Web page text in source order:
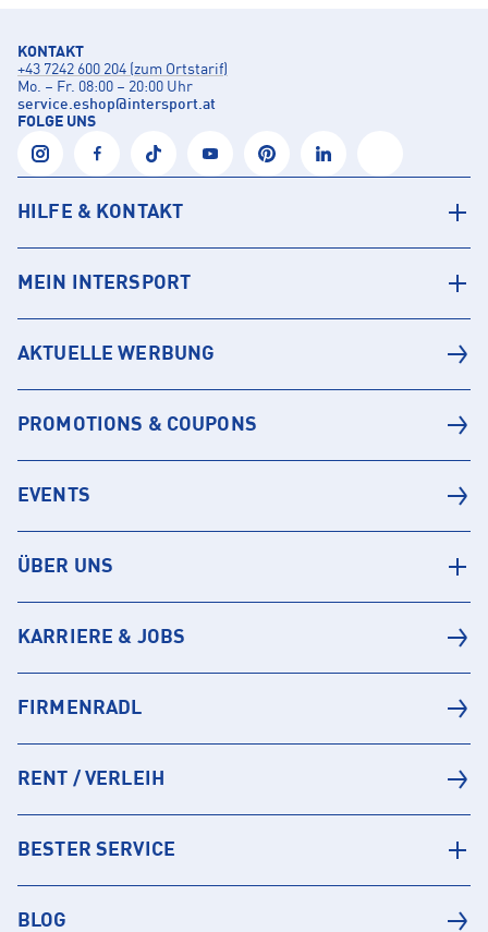
KONTAKT
+43 7242 600 204 (zum Ortstarif)
Mo. – Fr. 08:00 – 20:00 Uhr
service.eshop@intersport.at
FOLGE UNS
HILFE & KONTAKT
MEIN INTERSPORT
AKTUELLE WERBUNG
PROMOTIONS & COUPONS
EVENTS
ÜBER UNS
KARRIERE & JOBS
FIRMENRADL
RENT / VERLEIH
BESTER SERVICE
BLOG